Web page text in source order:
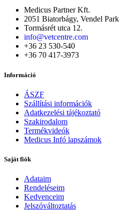
Medicus Partner Kft.
2051 Biatorbágy, Vendel Park
Tormásrét utca 12.
info@vetcentre.com
+36 23 530-540
+36 70 417-3973
Információ
ÁSZF
Szállítási információk
Adatkezelési tájékoztató
Szakirodalom
Termékvideók
Medicus Infó lapszámok
Saját fiók
Adataim
Rendeléseim
Kedvenceim
Jelszóváltoztatás